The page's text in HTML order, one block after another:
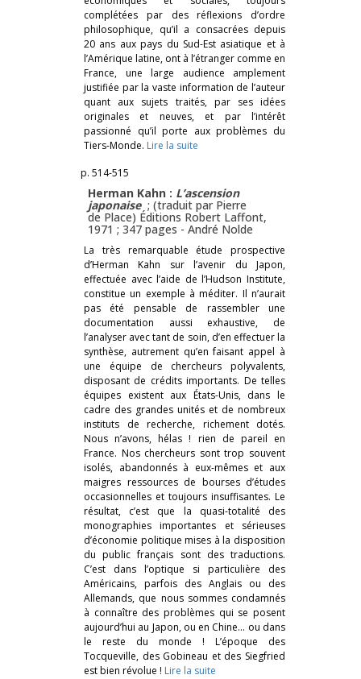
complétées par des réflexions d’ordre
philosophique, qu’il a consacrées depuis
20 ans aux pays du Sud-Est asiatique et à
l’Amérique latine, ont à l’étranger comme en
France, une large audience amplement
justifiée par la vaste information de l’auteur
quant aux sujets traités, par ses idées
originales et neuves, et par l’intérêt
passionné qu’il porte aux problèmes du
Tiers-Monde. Lire la suite
p. 514-515
Herman Kahn : L’ascension
japonaise ; (traduit par Pierre
de Place) Éditions Robert Laffont,
1971 ; 347 pages - André Nolde
La très remarquable étude prospective
d’Herman Kahn sur l’avenir du Japon,
effectuée avec l’aide de l’Hudson Institute,
constitue un exemple à méditer. Il n’aurait
pas été pensable de rassembler une
documentation aussi exhaustive, de
l’analyser avec tant de soin, d’en effectuer la
synthèse, autrement qu’en faisant appel à
une équipe de chercheurs polyvalents,
disposant de crédits importants. De telles
équipes existent aux États-Unis, dans le
cadre des grandes unités et de nombreux
instituts de recherche, richement dotés.
Nous n’avons, hélas ! rien de pareil en
France. Nos chercheurs sont trop souvent
isolés, abandonnés à eux-mêmes et aux
maigres ressources de bourses d’études
occasionnelles et toujours insuffisantes. Le
résultat, c’est que la quasi-totalité des
monographies importantes et sérieuses
d’économie politique mises à la disposition
du public français sont des traductions.
C’est dans l’optique si particulière des
Américains, parfois des Anglais ou des
Allemands, que nous sommes condamnés
à connaître des problèmes qui se posent
aujourd’hui au Japon, ou en Chine… ou dans
le reste du monde ! L’époque des
Tocqueville, des Gobineau et des Siegfried
est bien révolue ! Lire la suite